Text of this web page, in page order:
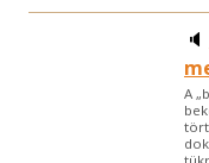
🔈
A